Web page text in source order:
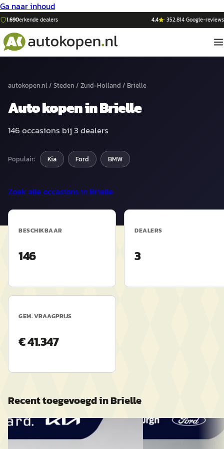
Ga naar inhoud
1.690erkende dealers 4,4 ·352.814Google-reviews
autokopen.nl/ Steden / Zuid-Holland / Brielle
Autokopen inBrielle
146occasions bij3dealers
Populair: Kia Ford BMW
Zoek alle occasions in Brielle
BESCHIKBAAR
146
DEALERS
3
GEM. VRAAGPRIJS
€ 41.347
Recent toegevoegd inBrielle
C
Kia Ceed·2020
D
Ford EcoSport·